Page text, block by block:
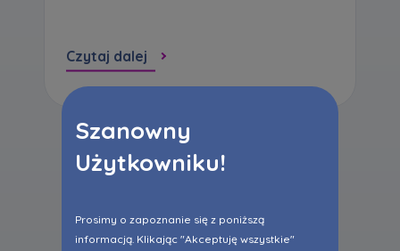
Szanowny
Użytkowniku!
Prosimy o zapoznanie się z poniższą
informacją. Klikając "Akceptuję wszystkie"
Czytaj dalej